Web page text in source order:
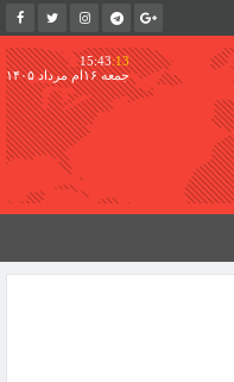
15:43:14
جمعه ۱۶ام مرداد ۱۴۰۵